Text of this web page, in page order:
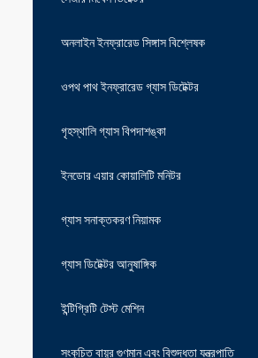
অনলাইন ইনফ্রারেড সিঙ্গাস বিশ্লেষক
ওপথ পাথ ইনফ্রারেড গ্যাস ডিটেক্টর
গৃহস্থালি গ্যাস বিপদাশঙ্কা
ইনডোর এয়ার কোয়ালিটি মনিটর
গ্যাস সনাক্তকরণ নিয়ামক
গ্যাস ডিটেক্টর আনুষাঙ্গিক
ইন্টিগ্রিটি টেস্ট মেশিন
সংকুচিত বায়ুর গুণমান এবং বিশুদ্ধতা যন্ত্রপাতি